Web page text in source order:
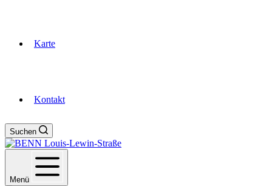
Karte
Kontakt
Suchen
Menü